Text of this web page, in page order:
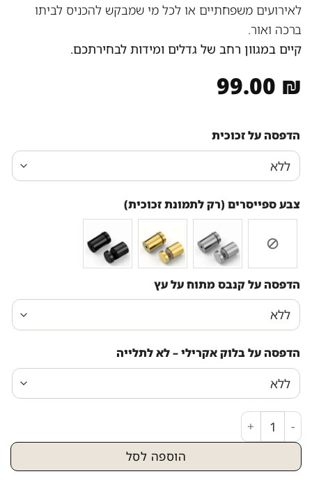
לאירועים משפחתיים או לכל מי שמבקש להכניס לביתו
ברכה ואור.
קיים במגוון רחב של גדלים ומידות לבחירתכם.
99.00 ₪
הדפסה על זכוכית
צבע ספייסרים (רק לתמונת זכוכית)
הדפסה על קנבס מתוח על עץ
הדפסה על בלוק אקרילי – לא לתלייה
כמות של ציור של הרב יורם אברג'ל בשילוב ברכת הבית על
הוספה לסל